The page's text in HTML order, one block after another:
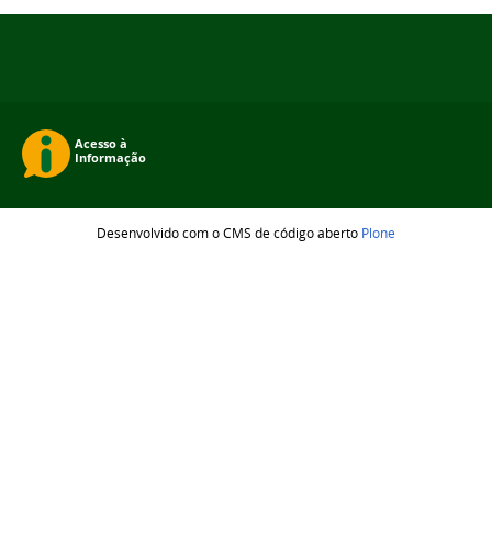
Desenvolvido com o CMS de código aberto Plone